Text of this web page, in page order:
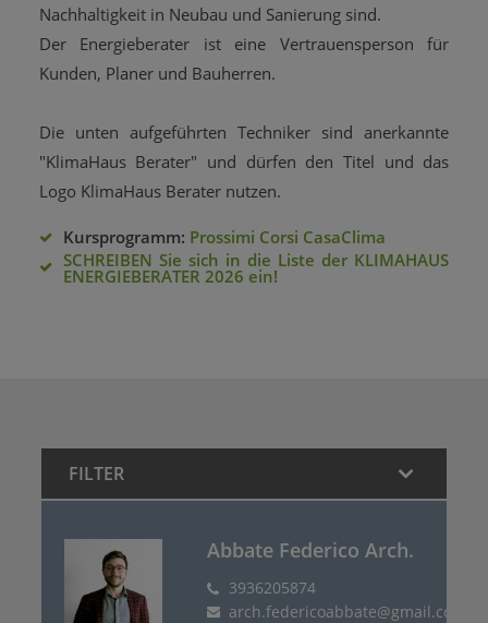
Nachhaltigkeit in Neubau und Sanierung sind.
Der Energieberater ist eine Vertrauensperson für
Kunden, Planer und Bauherren.
Die unten aufgeführten Techniker sind anerkannte
"KlimaHaus Berater" und dürfen den Titel und das
Logo KlimaHaus Berater nutzen.
Kursprogramm: Prossimi Corsi CasaClima
SCHREIBEN Sie sich in die Liste der KLIMAHAUS
ENERGIEBERATER 2026 ein!
FILTER
Abbate Federico Arch.
3936205874
arch.federicoabbate@gmail.com